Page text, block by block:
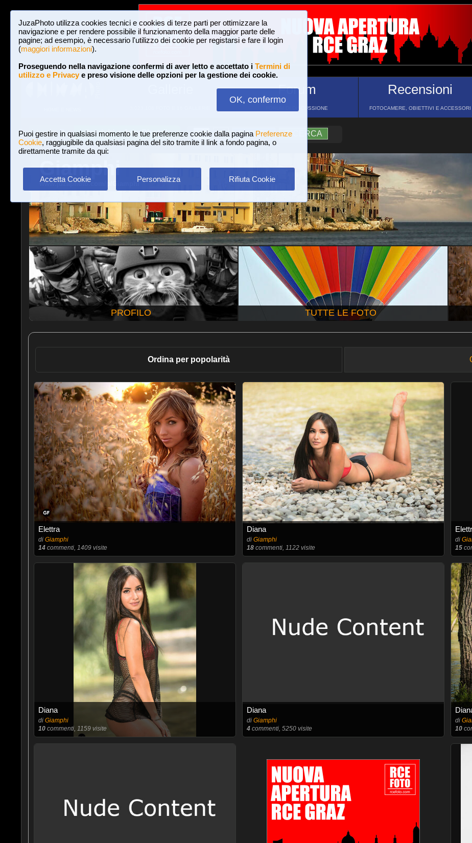
JuzaPhoto utilizza cookies tecnici e cookies di terze parti per ottimizzare la
navigazione e per rendere possibile il funzionamento della maggior parte delle
pagine; ad esempio, è necessario l'utilizzo dei cookie per registarsi e fare il login
(maggiori informazioni).
Proseguendo nella navigazione confermi di aver letto e accettato i Termini di
utilizzo e Privacye preso visione delle opzioni per la gestione dei cookie.
OK, confermo
Puoi gestire in qualsiasi momento le tue preferenze cookie dalla pagina Preferenze
Cookie, raggiugibile da qualsiasi pagina del sito tramite il link a fondo pagina, o
direttamente tramite da qui:
Accetta Cookie Personalizza Rifiuta Cookie
Forum
FORUM DI DISCUSSIONE
Recensioni
FOTOCAMERE, OBIETTIVI E ACCESSORI
Login Iscriviti a JuzaPhoto! A A ?AIUTO RICERCA
Giamphi
www.juzaphoto.com/p/Giamphi
PROFILO TUTTE LE FOTO
Ordina per popolarità
Elettra
di Giamphi
14commenti, 1409 visite
Diana
di Giamphi
18commenti, 1122 visite
di
15
Diana
di Giamphi
10commenti, 1159 visite
Diana
di Giamphi
4commenti, 5250 visite
di
10